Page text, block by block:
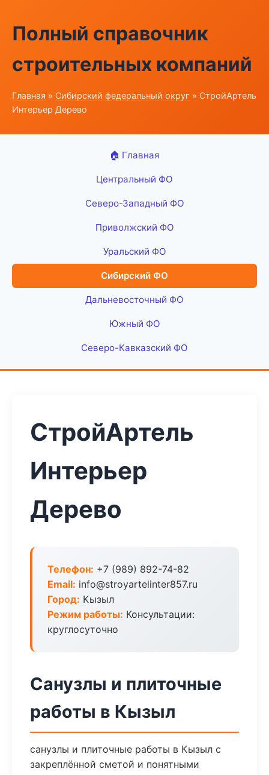
Полный справочник
строительных компаний
Главная » Сибирский федеральный округ » СтройАртель
Интерьер Дерево
🏠 Главная
Центральный ФО
Северо-Западный ФО
Приволжский ФО
Уральский ФО
Сибирский ФО
Дальневосточный ФО
Южный ФО
Северо-Кавказский ФО
СтройАртель
Интерьер
Дерево
Телефон: +7 (989) 892-74-82
Email: info@stroyartelinter857.ru
Город: Кызыл
Режим работы: Консультации:
круглосуточно
Санузлы и плиточные
работы в Кызыл
санузлы и плиточные работы в Кызыл с
закреплённой сметой и понятными